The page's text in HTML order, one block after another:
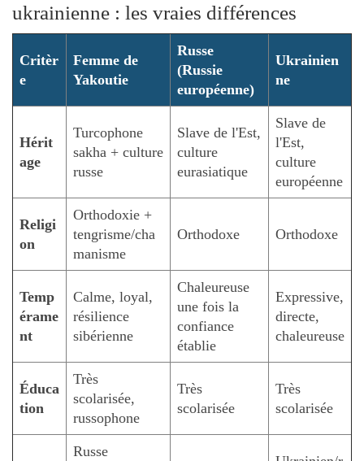
ukrainienne : les vraies différences
Critèr
e
Femme de
Yakoutie
Russe
(Russie
européenne)
Ukrainien
ne
Hérit
age
Turcophone
sakha + culture
russe
Slave de l'Est,
culture
eurasiatique
Slave de
l'Est,
culture
européenne
Religi
on
Orthodoxie +
tengrisme/cha
manisme
Orthodoxe Orthodoxe
Temp
érame
nt
Calme, loyal,
résilience
sibérienne
Chaleureuse
une fois la
confiance
établie
Expressive,
directe,
chaleureuse
Éduca
tion
Très
scolarisée,
russophone
Très
scolarisée
Très
scolarisée
Russe